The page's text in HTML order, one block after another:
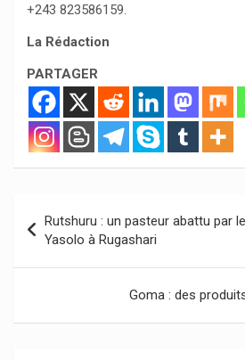
+243 823586159.
La Rédaction
PARTAGER
de
l’article
Rutshuru : un pasteur abattu par
Yasolo à Rugashari
Goma : des